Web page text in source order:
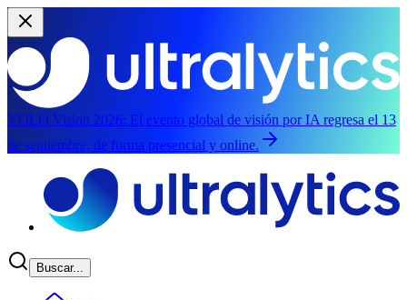
YOLO Vision 2026: El evento global de visión por IA regresa el 13
de septiembre, de forma presencial y online.
Buscar...